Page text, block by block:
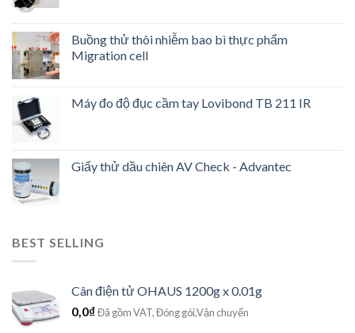
Buồng thử thôi nhiễm bao bì thực phẩm
Migration cell
Máy đo độ đục cầm tay Lovibond TB 211 IR
Giấy thử dầu chiên AV Check - Advantec
BEST SELLING
Cân điện tử OHAUS 1200g x 0.01g
0,0₫Đã gồm VAT, Đóng gói,Vận chuyển